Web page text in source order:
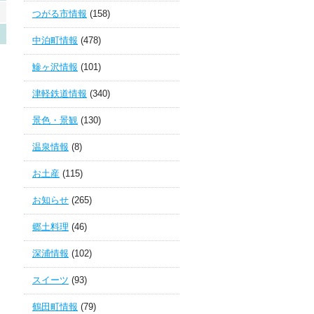
つがる市情報 (158)
中泊町情報 (478)
鰺ヶ沢情報 (101)
津軽鉄道情報 (340)
景色・景観 (130)
温泉情報 (8)
お土産 (115)
お知らせ (265)
郷土料理 (46)
深浦情報 (102)
スイーツ (93)
鶴田町情報 (79)